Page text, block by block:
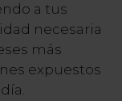
a tus
necesaria
más
expuestos